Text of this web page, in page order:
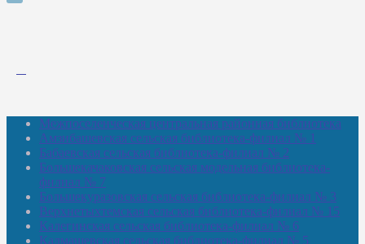
Межпоселенческая центральная районная библиотека
Амзибашевская сельская библиотека-филиал № 1
Бабаевская сельская библиотека-филиал № 2
Большекачаковская сельская модельная библиотека-
филиал № 7
Большекуразовская сельская библиотека-филиал № 3
Верхнетыхтемская сельская библиотека-филиал № 15
Калегинская сельская библиотека-филиал № 6
Калмашевская сельская библиотека-филиал № 5